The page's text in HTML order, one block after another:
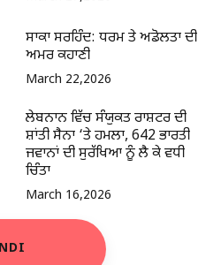
ਸਾਕਾ ਸਰਹਿੰਦ: ਧਰਮ ਤੇ ਅਡੋਲਤਾ ਦੀ
ਅਮਰ ਕਹਾਣੀ
March 22,2026
ਲੇਬਨਾਨ ਵਿੱਚ ਸੰਯੁਕਤ ਰਾਸ਼ਟਰ ਦੀ
ਸ਼ਾਂਤੀ ਸੈਨਾ ‘ਤੇ ਹਮਲਾ, 642 ਭਾਰਤੀ
ਜਵਾਨਾਂ ਦੀ ਸੁਰੱਖਿਆ ਨੂੰ ਲੈ ਕੇ ਵਧੀ
ਚਿੰਤਾ
March 16,2026